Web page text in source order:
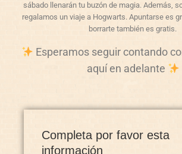
sábado llenarán tu buzón de magia. Además,
regalamos un viaje a Hogwarts. Apuntarse es
borrarte también es gratis.
Esperamos seguir contando
aquí en adelante
Completa por favor esta
información